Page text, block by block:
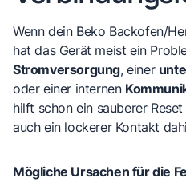
Wenn dein Beko Backofen/
hat das Gerät meist ein
Stromversorgung, einer
oder einer internen
hilft schon ein sauberer
auch ein lockerer Kontakt
Mögliche Ursachen für die